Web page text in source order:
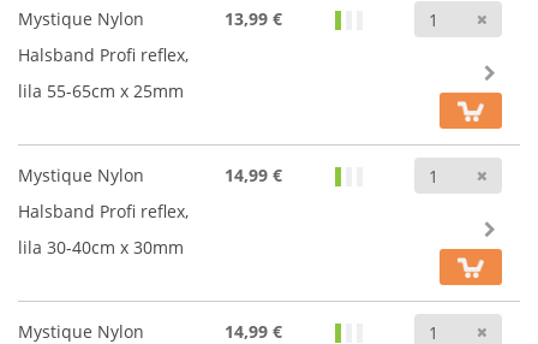
Mystique Nylon
Halsband Profi reflex,
lila 55-65cm x 25mm
13,99 €
Mystique Nylon
Halsband Profi reflex,
lila 30-40cm x 30mm
14,99 €
Mystique Nylon
14,99 €